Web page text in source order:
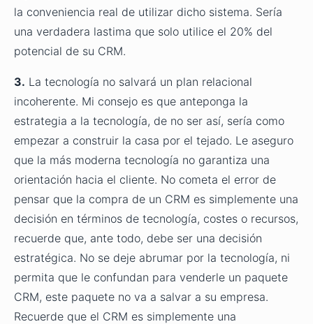
la conveniencia real de utilizar dicho sistema. Sería
una verdadera lastima que solo utilice el 20% del
potencial de su CRM.
3. La tecnología no salvará un plan relacional
incoherente. Mi consejo es que anteponga la
estrategia a la tecnología, de no ser así, sería como
empezar a construir la casa por el tejado. Le aseguro
que la más moderna tecnología no garantiza una
orientación hacia el cliente. No cometa el error de
pensar que la compra de un CRM es simplemente una
decisión en términos de tecnología, costes o recursos,
recuerde que, ante todo, debe ser una decisión
estratégica. No se deje abrumar por la tecnología, ni
permita que le confundan para venderle un paquete
CRM, este paquete no va a salvar a su empresa.
Recuerde que el CRM es simplemente una